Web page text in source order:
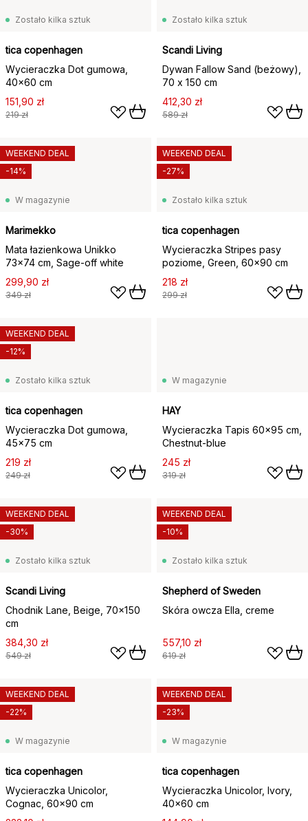
Zostało kilka sztuk
tica copenhagen
Wycieraczka Dot gumowa,
40x60 cm
151,90 zł
219 zł
Zostało kilka sztuk
Scandi Living
Dywan Fallow Sand (beżowy),
70 x 150 cm
412,30 zł
589 zł
W magazynie
Marimekko
Mata łazienkowa Unikko
73x74 cm, Sage-off white
299,90 zł
349 zł
WEEKEND DEAL
-14%
Zostało kilka sztuk
tica copenhagen
Wycieraczka Stripes pasy
poziome, Green, 60x90 cm
218 zł
299 zł
WEEKEND DEAL
-27%
Zostało kilka sztuk
tica copenhagen
Wycieraczka Dot gumowa,
45x75 cm
219 zł
249 zł
WEEKEND DEAL
-12%
W magazynie
HAY
Wycieraczka Tapis 60x95 cm,
Chestnut-blue
245 zł
319 zł
Zostało kilka sztuk
Scandi Living
Chodnik Lane, Beige, 70x150
cm
384,30 zł
549 zł
WEEKEND DEAL
-30%
Zostało kilka sztuk
Shepherd of Sweden
Skóra owcza Ella, creme
557,10 zł
619 zł
WEEKEND DEAL
-10%
W magazynie
tica copenhagen
Wycieraczka Unicolor,
Cognac, 60x90 cm
WEEKEND DEAL
-22%
W magazynie
tica copenhagen
Wycieraczka Unicolor, Ivory,
40x60 cm
WEEKEND DEAL
-23%